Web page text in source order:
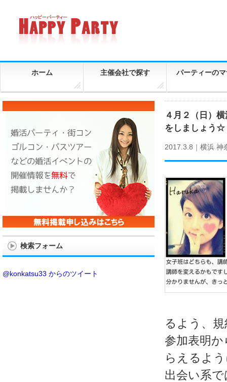
ホーム 主催会社で探す パーティーの
４月２（日）
をしましょう☆
2017.3.8｜ 横浜 神
るよう、
参加表明
らえるよ
出会い系
検索フォーム
@konkatsu33 からのツイート